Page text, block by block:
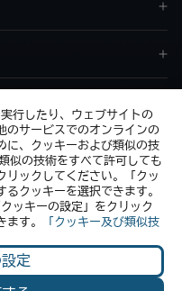
行したり、ウェブサイトの
のサービスでのオンラインの
に、クッキーおよび類似の技
似の技術をすべて許可しても
リックしてください。「クッ
クッキーを選択できます。
ッキーの設定」をクリック
す。
「クッキー及び類似技
定